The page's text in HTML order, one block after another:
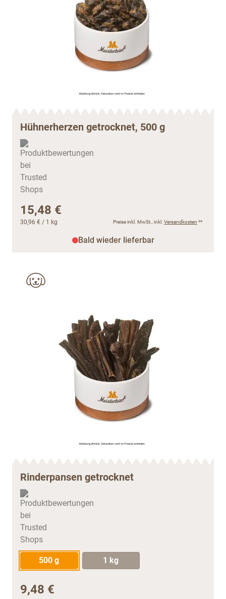
Hühnerherzen getrocknet, 500 g
15,48 €
30,96 € / 1 kg Preise inkl. MwSt., inkl. Versandkosten **
Bald wieder lieferbar
Rinderpansen getrocknet
500 g 1 kg
9,48 €